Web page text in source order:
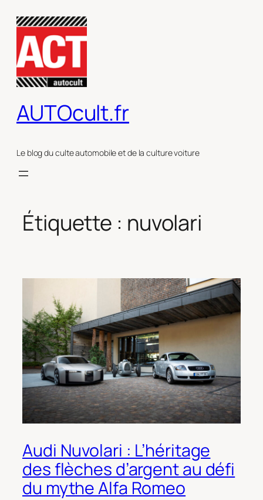
contenu
AUTOcult.fr
Le blog du culte automobile et de la culture voiture
Étiquette : nuvolari
Audi Nuvolari : L’héritage
des flèches d’argent au défi
du mythe Alfa Romeo